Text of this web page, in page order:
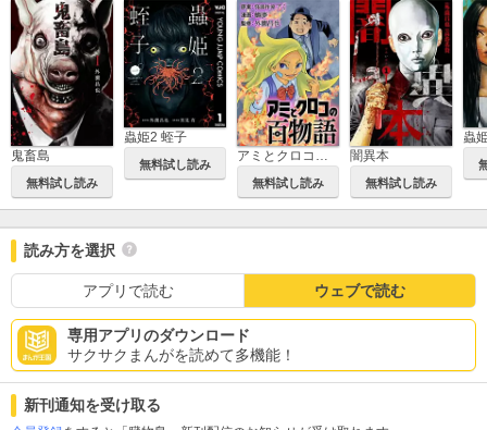
鬼畜島
無料試し読み
蟲姫2 蛭子
無料試し読み
アミとクロコの百物語
無料試し読み
闇異本
無料試し読み
蟲
読み方を選択
アプリで読む ウェブで読む
専用アプリのダウンロード
サクサクまんがを読めて多機能！
新刊通知を受け取る